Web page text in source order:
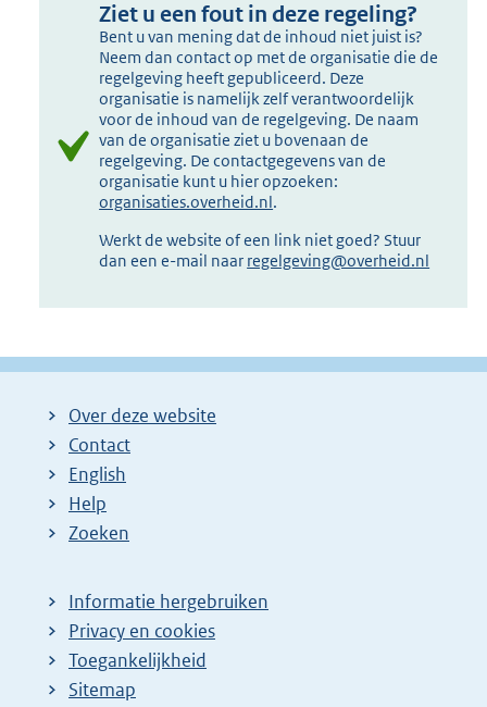
Ziet u een fout in deze regeling?
Bent u van mening dat de inhoud niet juist is?
Neem dan contact op met de organisatie die de
regelgeving heeft gepubliceerd. Deze
organisatie is namelijk zelf verantwoordelijk
voor de inhoud van de regelgeving. De naam
van de organisatie ziet u bovenaan de
regelgeving. De contactgegevens van de
organisatie kunt u hier opzoeken:
organisaties.overheid.nl.
Werkt de website of een link niet goed? Stuur
dan een e-mail naar regelgeving@overheid.nl
Over deze website
Contact
English
Help
Zoeken
Informatie hergebruiken
Privacy en cookies
Toegankelijkheid
Sitemap